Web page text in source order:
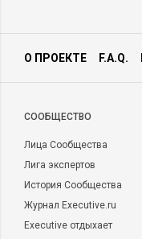
О ПРОЕКТЕ F.A.Q.
CООБЩЕСТВО
Лица Сообщества
Лига экспертов
История Сообщества
Журнал Executive.ru
Executive отдыхает